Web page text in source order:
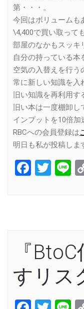
第・・・。
今回はボリュームも
\4,400で買い取って
部屋のなかもスッキ
自分の持っている本
空気の入替えを行う
常に新しい知識を入
旧い知識を再利用す
旧い本は一度棚卸し
インプットを10倍加
RBCへの会員登録は
明日も私が投稿しま
『
すリス